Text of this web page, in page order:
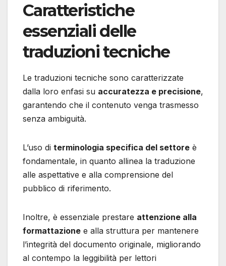
Caratteristiche
essenziali delle
traduzioni tecniche
Le traduzioni tecniche sono caratterizzate
dalla loro enfasi su accuratezza e precisione,
garantendo che il contenuto venga trasmesso
senza ambiguità.
L’uso di terminologia specifica del settore è
fondamentale, in quanto allinea la traduzione
alle aspettative e alla comprensione del
pubblico di riferimento.
Inoltre, è essenziale prestare attenzione alla
formattazione e alla struttura per mantenere
l’integrità del documento originale, migliorando
al contempo la leggibilità per lettori